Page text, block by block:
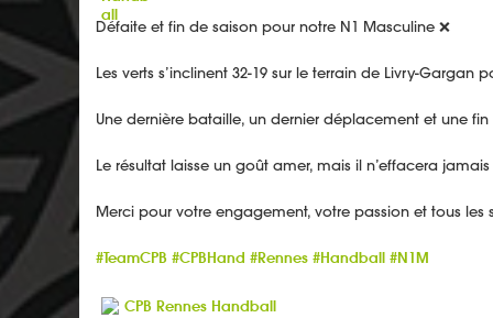
Défaite et fin de saison pour notre N1 Masculine ❌
Les verts s’inclinent 32-19 sur le terrain de Livry-Gargan
Une dernière bataille, un dernier déplacement et une
Le résultat laisse un goût amer, mais il n’effacera
Merci pour votre engagement, votre passion et tous les
#TeamCPB #CPBHand #Rennes #Handball #N1M